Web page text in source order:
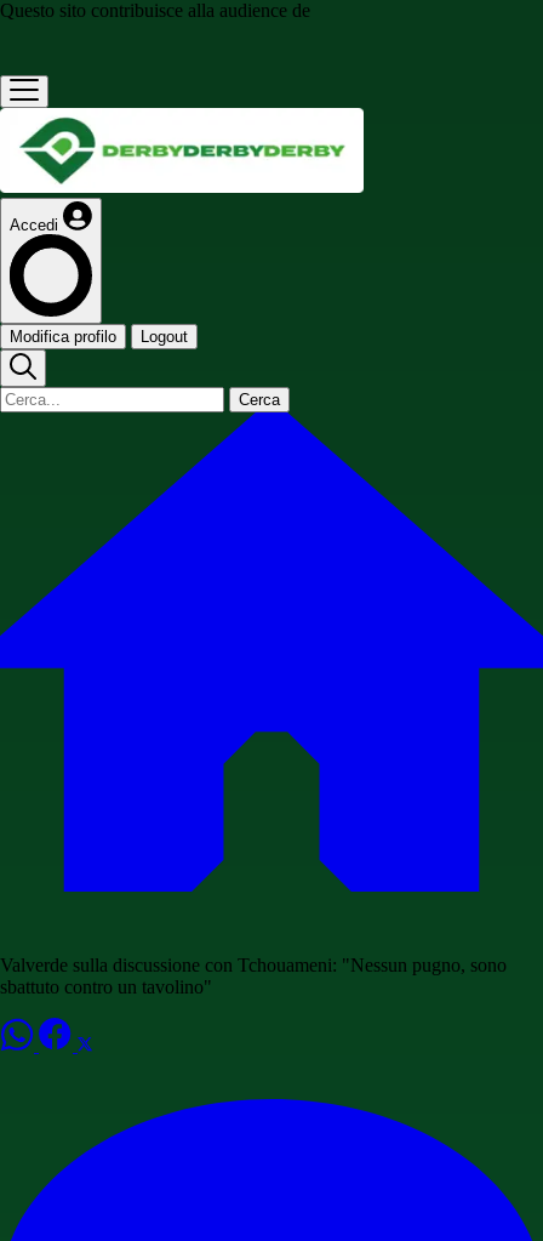
Questo sito contribuisce alla audience de
Accedi
Modifica profilo Logout
Cerca
Valverde sulla discussione con Tchouameni: "Nessun pugno, sono
sbattuto contro un tavolino"